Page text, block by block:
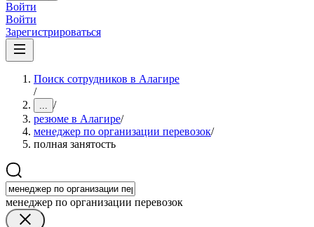
Войти
Войти
Зарегистрироваться
Поиск сотрудников в Алагире
/
... /
резюме в Алагире/
менеджер по организации перевозок/
полная занятость
менеджер по организации перевозок